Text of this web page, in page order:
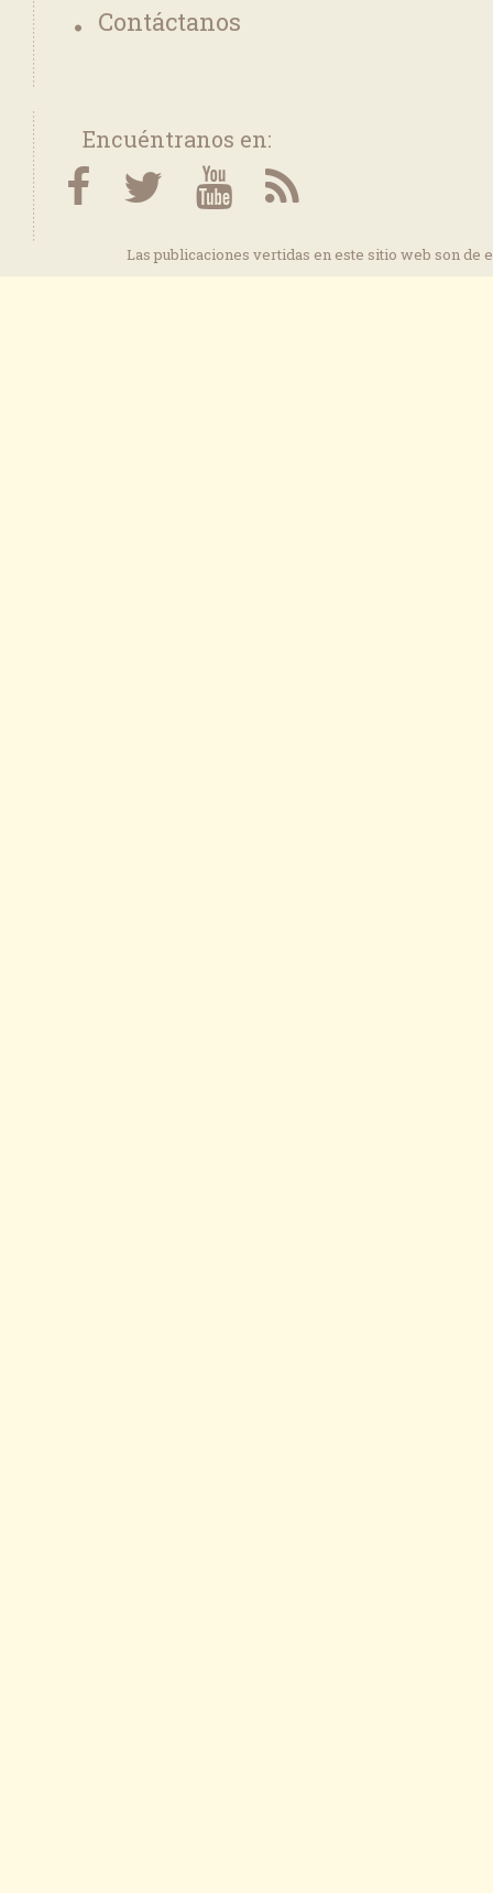
Contáctanos
Encuéntranos en:
Las publicaciones vertidas en este sitio web son de